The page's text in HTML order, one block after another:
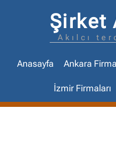
Şirket
Akılcı
Anasayfa Ankara
İzmir Firmaları